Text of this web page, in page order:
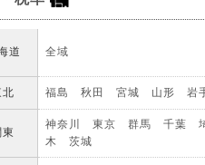
道 全域
北 福島 秋田 宮城 山形 岩
神奈川 東京 群馬 千葉
木 茨城